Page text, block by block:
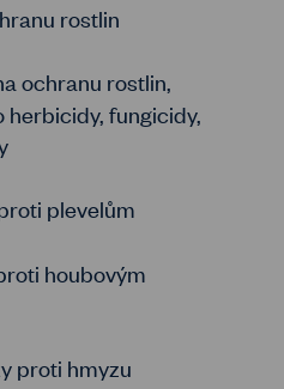
rostlin
ochranu rostlin,
herbicidy, fungicidy,
plevelům
houbovým
proti hmyzu